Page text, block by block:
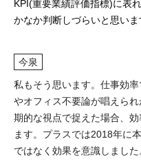
KPI(重要業績評価指標)に表
かなか判断しづらいと思いま
今泉
私もそう思います。仕事効
やオフィス不要論が唱えら
期的な視点で捉えた場合、
ます。プラスでは2018年に
ではなく効果を意識しまし